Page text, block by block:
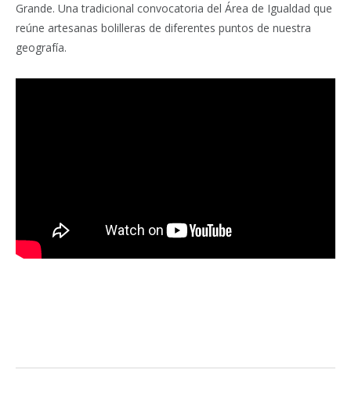
Grande. Una tradicional convocatoria del Área de Igualdad que
reúne artesanas bolilleras de diferentes puntos de nuestra
geografía.